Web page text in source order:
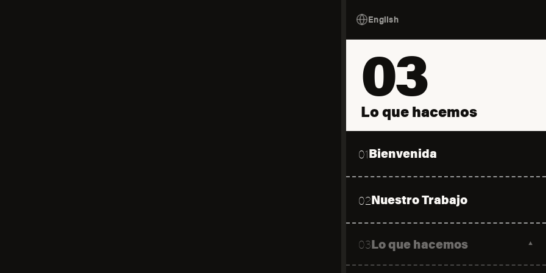
English
03
Lo que hacemos
01Bienvenida
02Nuestro Trabajo
03Lo que hacemos ▼